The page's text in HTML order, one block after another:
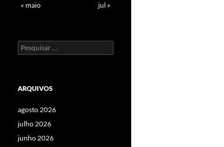
« maio
jul »
Pesquisar
por:
ARQUIVOS
agosto 2026
julho 2026
junho 2026